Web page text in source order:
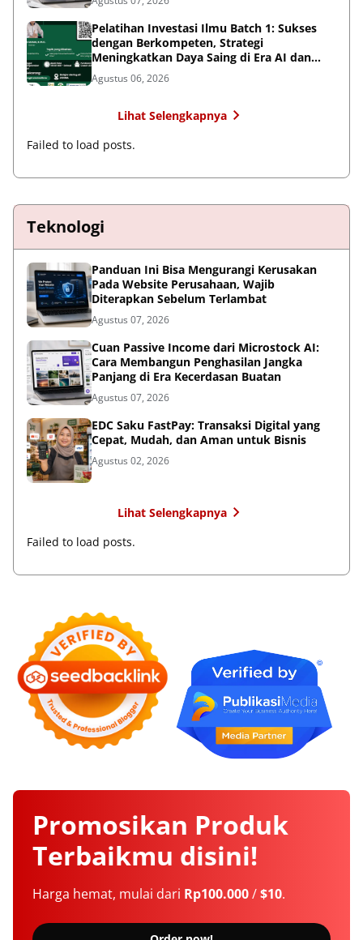
Pelatihan Investasi Ilmu Batch 1: Sukses
dengan Berkompeten, Strategi
Meningkatkan Daya Saing di Era AI dan
Persaingan Global
Agustus 06, 2026
Lihat Selengkapnya
Failed to load posts.
Teknologi
Panduan Ini Bisa Mengurangi Kerusakan
Pada Website Perusahaan, Wajib
Diterapkan Sebelum Terlambat
Agustus 07, 2026
Cuan Passive Income dari Microstock AI:
Cara Membangun Penghasilan Jangka
Panjang di Era Kecerdasan Buatan
Agustus 07, 2026
EDC Saku FastPay: Transaksi Digital yang
Cepat, Mudah, dan Aman untuk Bisnis
Agustus 02, 2026
Lihat Selengkapnya
Failed to load posts.
Promosikan Produk
Terbaikmu disini!
Harga hemat, mulai dari Rp100.000/$10.